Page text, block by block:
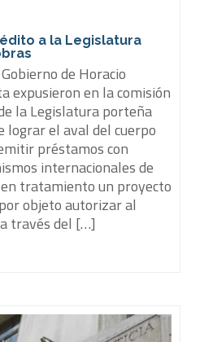
a la Legislatura
de Horacio
expusieron en la comisión
la Legislatura porteña
lograr el aval del cuerpo
préstamos con
internacionales de
tratamiento un proyecto
objeto autorizar al
través del […]